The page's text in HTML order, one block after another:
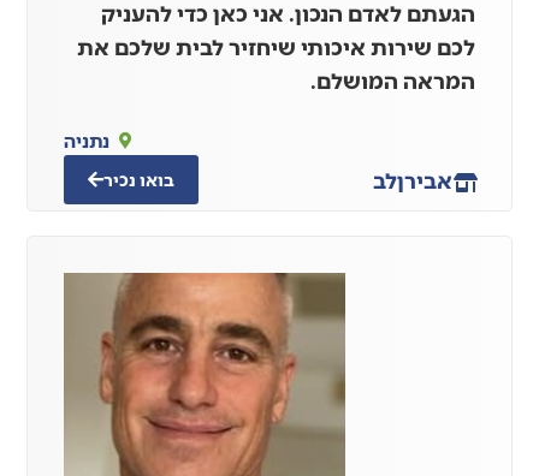
הגעתם לאדם הנכון. אני כאן כדי להעניק
לכם שירות איכותי שיחזיר לבית שלכם את
המראה המושלם.
אבירןלב
נתניה
בואו נכיר